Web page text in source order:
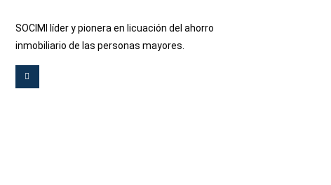
SOCIMI líder y pionera en licuación del ahorro
inmobiliario de las personas mayores.